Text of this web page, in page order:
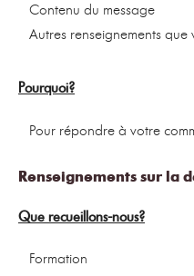
Contenu du message
Autres renseignements
Pourquoi?
Pour répondre à votre
Renseignements sur la
Que recueillons-nous?
Formation